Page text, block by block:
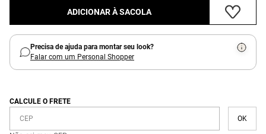
ADICIONAR À SACOLA
Precisa de ajuda para montar seu look?
Falar com um Personal Shopper
CALCULE O FRETE